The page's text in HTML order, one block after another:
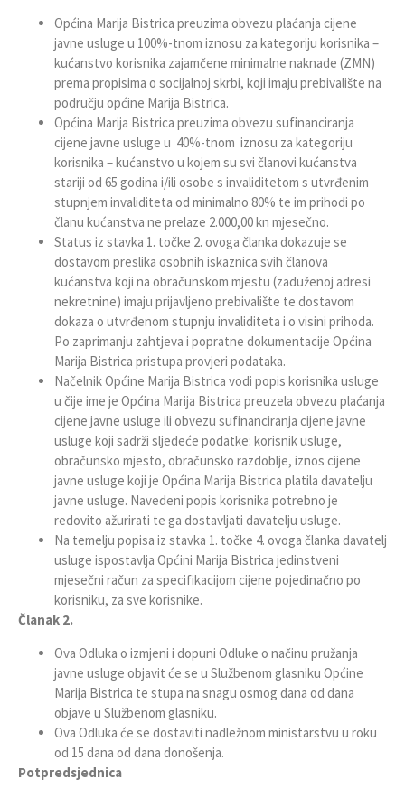
Općina Marija Bistrica preuzima obvezu plaćanja cijene
javne usluge u 100%-tnom iznosu za kategoriju korisnika –
kućanstvo korisnika zajamčene minimalne naknade (ZMN)
prema propisima o socijalnoj skrbi, koji imaju prebivalište na
području općine Marija Bistrica.
Općina Marija Bistrica preuzima obvezu sufinanciranja
cijene javne usluge u 40%-tnom iznosu za kategoriju
korisnika – kućanstvo u kojem su svi članovi kućanstva
stariji od 65 godina i/ili osobe s invaliditetom s utvrđenim
stupnjem invaliditeta od minimalno 80% te im prihodi po
članu kućanstva ne prelaze 2.000,00 kn mjesečno.
Status iz stavka 1. točke 2. ovoga članka dokazuje se
dostavom preslika osobnih iskaznica svih članova
kućanstva koji na obračunskom mjestu (zaduženoj adresi
nekretnine) imaju prijavljeno prebivalište te dostavom
dokaza o utvrđenom stupnju invaliditeta i o visini prihoda.
Po zaprimanju zahtjeva i popratne dokumentacije Općina
Marija Bistrica pristupa provjeri podataka.
Načelnik Općine Marija Bistrica vodi popis korisnika usluge
u čije ime je Općina Marija Bistrica preuzela obvezu plaćanja
cijene javne usluge ili obvezu sufinanciranja cijene javne
usluge koji sadrži sljedeće podatke: korisnik usluge,
obračunsko mjesto, obračunsko razdoblje, iznos cijene
javne usluge koji je Općina Marija Bistrica platila davatelju
javne usluge. Navedeni popis korisnika potrebno je
redovito ažurirati te ga dostavljati davatelju usluge.
Na temelju popisa iz stavka 1. točke 4. ovoga članka davatelj
usluge ispostavlja Općini Marija Bistrica jedinstveni
mjesečni račun za specifikacijom cijene pojedinačno po
korisniku, za sve korisnike.
Članak 2.
Ova Odluka o izmjeni i dopuni Odluke o načinu pružanja
javne usluge objavit će se u Službenom glasniku Općine
Marija Bistrica te stupa na snagu osmog dana od dana
objave u Službenom glasniku.
Ova Odluka će se dostaviti nadležnom ministarstvu u roku
od 15 dana od dana donošenja.
Potpredsjednica